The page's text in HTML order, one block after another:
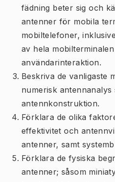
fädning beter sig och
antenner för mobila
mobiltelefoner,
av hela
användarinteraktion.
Beskriva de vanligaste
numerisk antennanalys
antennkonstruktion.
Förklara de olika
effektivitet och
antenner, samt
Förklara de fysiska
antenner; såsom